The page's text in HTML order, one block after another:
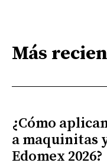
Más
¿Cómo
a maquinitas
Edomex 2026?